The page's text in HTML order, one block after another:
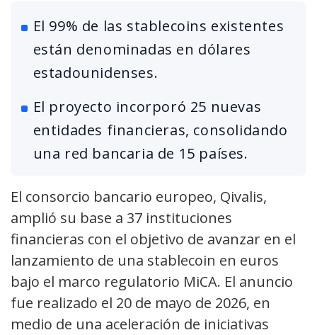
El 99% de las stablecoins existentes
están denominadas en dólares
estadounidenses.
El proyecto incorporó 25 nuevas
entidades financieras, consolidando
una red bancaria de 15 países.
El consorcio bancario europeo, Qivalis,
amplió su base a 37 instituciones
financieras con el objetivo de avanzar en el
lanzamiento de una stablecoin en euros
bajo el marco regulatorio MiCA. El anuncio
fue realizado el 20 de mayo de 2026, en
medio de una aceleración de iniciativas